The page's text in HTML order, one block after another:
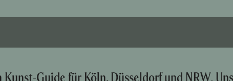
Guide für Köln, Düsseldorf und NRW.